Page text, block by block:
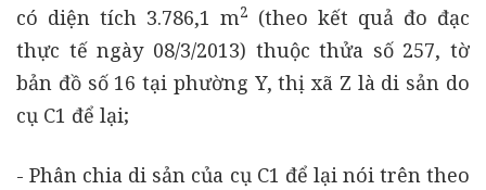
có diện tích 3.786,1 m2
(theo kết quả đo đạc
thực tế ngày 08/3/2013) thuộc thửa số 257, tờ
bản đồ số 16 tại phường Y, thị xã Z là di sản do
cụ C1 để lại;
- Phân chia di sản của cụ C1 để lại nói trên theo